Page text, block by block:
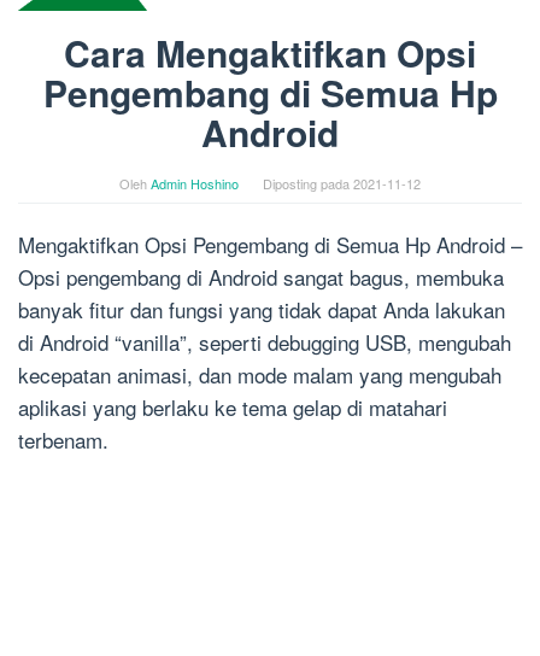
Cara Mengaktifkan Opsi
Pengembang di Semua Hp
Android
OlehAdmin Hoshino Diposting pada2021-11-12
Mengaktifkan Opsi Pengembang di Semua Hp Android –
Opsi pengembang di Android sangat bagus, membuka
banyak fitur dan fungsi yang tidak dapat Anda lakukan
di Android “vanilla”, seperti debugging USB, mengubah
kecepatan animasi, dan mode malam yang mengubah
aplikasi yang berlaku ke tema gelap di matahari
terbenam.